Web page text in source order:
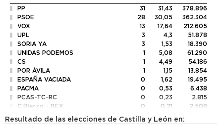
Resultado de las elecciones de Castilla y León en:
PP 31 31,43
378.896
PSOE
28 30,05
362.304
VOX
13 17,64
212.605
UPL
3 4,3
51.878
SORIA YA
3 1,53
18.390
UNIDAS PODEMOS
1 5,08
61.290
CS
1 4,49
54.186
POR ÁVILA
1 1,15
13.854
ESPAÑA VACIADA
0 1,62
19.495
PACMA
0 0,53
6.438
PCAS-TC-RC
0 0,23
2.815
C.Bierzo - BEX
0 0,21
2.508
Z. DECIDE
0,17
PCTE
0 0,11
1.344